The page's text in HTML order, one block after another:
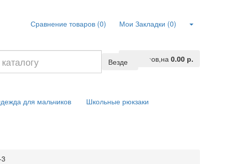
Мои Закладки (0)
Сравнение товаров (0)
0 Tоваров,на 0.00 р.
Везде
для мальчиков Школьные рюкзаки